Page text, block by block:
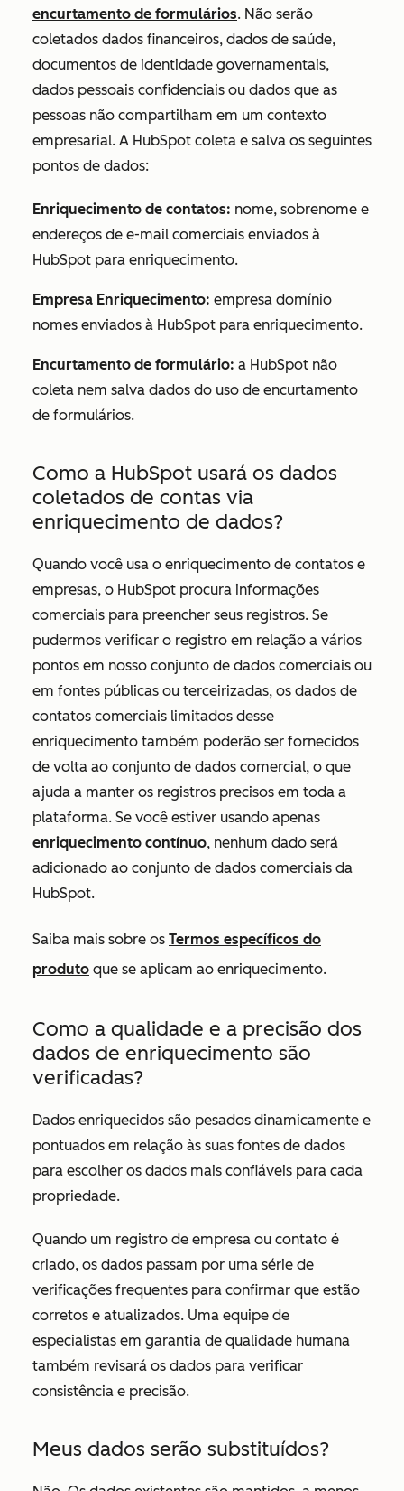
encurtamento de formulários. Não serão
coletados dados financeiros, dados de saúde,
documentos de identidade governamentais,
dados pessoais confidenciais ou dados que as
pessoas não compartilham em um contexto
empresarial. A HubSpot coleta e salva os seguintes
pontos de dados:
Enriquecimento de contatos: nome, sobrenome e
endereços de e-mail comerciais enviados à
HubSpot para enriquecimento.
Empresa Enriquecimento: empresa domínio
nomes enviados à HubSpot para enriquecimento.
Encurtamento de formulário: a HubSpot não
coleta nem salva dados do uso de encurtamento
de formulários.
Como a HubSpot usará os dados
coletados de contas via
enriquecimento de dados?
Quando você usa o enriquecimento de contatos e
empresas, o HubSpot procura informações
comerciais para preencher seus registros. Se
pudermos verificar o registro em relação a vários
pontos em nosso conjunto de dados comerciais ou
em fontes públicas ou terceirizadas, os dados de
contatos comerciais limitados desse
enriquecimento também poderão ser fornecidos
de volta ao conjunto de dados comercial, o que
ajuda a manter os registros precisos em toda a
plataforma. Se você estiver usando apenas
enriquecimento contínuo, nenhum dado será
adicionado ao conjunto de dados comerciais da
HubSpot.
Saiba mais sobre os Termos específicos do
produto que se aplicam ao enriquecimento.
Como a qualidade e a precisão dos
dados de enriquecimento são
verificadas?
Dados enriquecidos são pesados dinamicamente e
pontuados em relação às suas fontes de dados
para escolher os dados mais confiáveis para cada
propriedade.
Quando um registro de empresa ou contato é
criado, os dados passam por uma série de
verificações frequentes para confirmar que estão
corretos e atualizados. Uma equipe de
especialistas em garantia de qualidade humana
também revisará os dados para verificar
consistência e precisão.
Meus dados serão substituídos?